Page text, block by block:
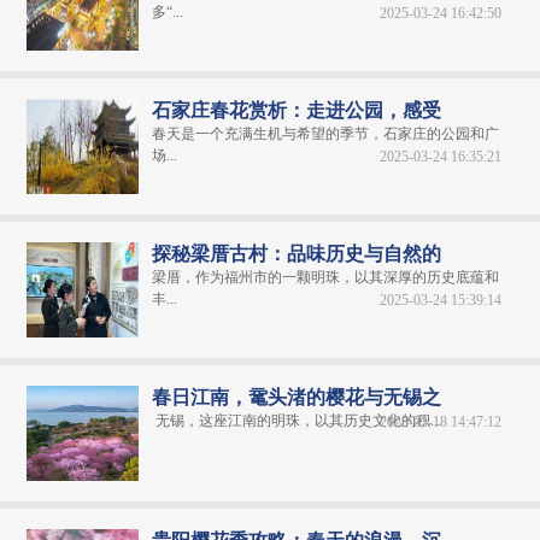
多“... 2025-03-24 16:42:50
石家庄春花赏析：走进公园，感受
春天是一个充满生机与希望的季节，石家庄的公园和广
场...
2025-03-24 16:35:21
探秘梁厝古村：品味历史与自然的
梁厝，作为福州市的一颗明珠，以其深厚的历史底蕴和
丰...
2025-03-24 15:39:14
春日江南，鼋头渚的樱花与无锡之
无锡，这座江南的明珠，以其历史文化的积...2025-03-18 14:47:12